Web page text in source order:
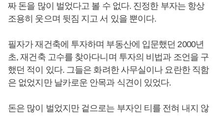
짜 돈을 많이 벌었다고 볼 수 없다. 진정한 부자는 항상
조용히 웃으며 뒷짐 지고 서 있을 뿐이다.
필자가 재건축에 투자하며 부동산에 입문했던 2000년
초, 재건축 고수를 찾아다니며 투자의 비법과 조언을 구
했던 적이 있다. 그들은 화려한 사무실이나 요란한 직함
은 없었지만 날카로운 안목과 식견이 있었다.
돈은 많이 벌었지만 겉으로는 부자인 티를 전혀 내지 않